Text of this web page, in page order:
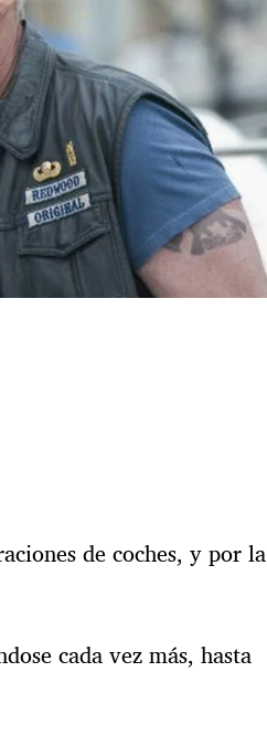
de coches, y por la
cada vez más, hasta